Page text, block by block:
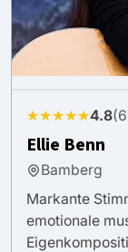
★★★★★4.8
Ellie Benn
Bamberg
Markante
emotionale